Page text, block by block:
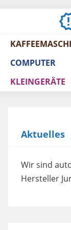
COMPUTER
KLEINGERÄTE
Aktuelles
Wir sind
Hersteller